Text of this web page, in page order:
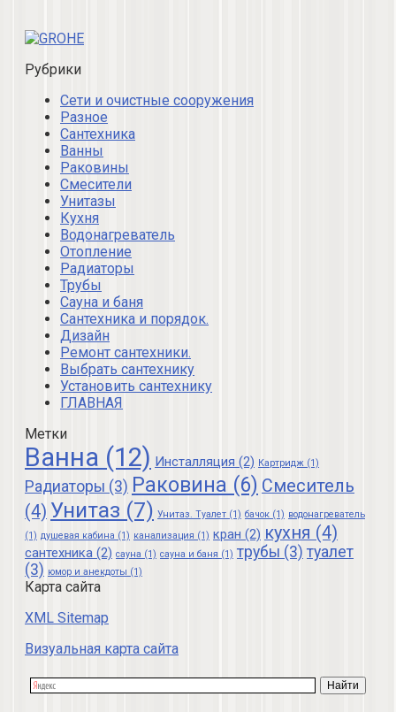
Рубрики
Сети и очистные сооружения
Разное
Сантехника
Ванны
Раковины
Смесители
Унитазы
Кухня
Водонагреватель
Отопление
Радиаторы
Трубы
Сауна и баня
Сантехника и порядок.
Дизайн
Ремонт сантехники.
Выбрать сантехнику
Установить сантехнику
ГЛАВНАЯ
Метки
Ванна (12) Инсталляция (2) Картридж (1)
Радиаторы (3) Раковина (6) Смеситель
(4) Унитаз (7) Унитаз. Туалет (1) бачок (1) водонагреватель
(1) душевая кабина (1) канализация (1) кран (2) кухня (4)
сантехника (2) сауна (1) сауна и баня (1) трубы (3) туалет
(3) юмор и анекдоты (1)
Карта сайта
XML Sitemap
Визуальная карта сайта